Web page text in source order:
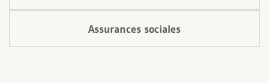
Assurances sociales